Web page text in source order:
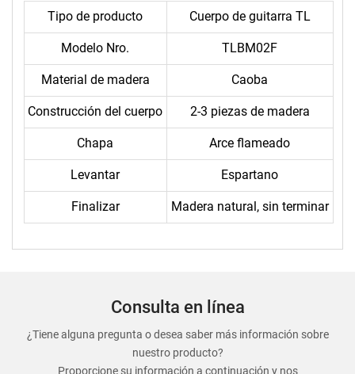
Tipo de producto Cuerpo de guitarra TL
Modelo Nro. TLBM02F
Material de madera Caoba
Construcción del cuerpo 2-3 piezas de madera
Chapa Arce flameado
Levantar Espartano
Finalizar Madera natural, sin terminar
Consulta en línea
¿Tiene alguna pregunta o desea saber más información sobre
nuestro producto?
Proporcione su información a continuación y nos